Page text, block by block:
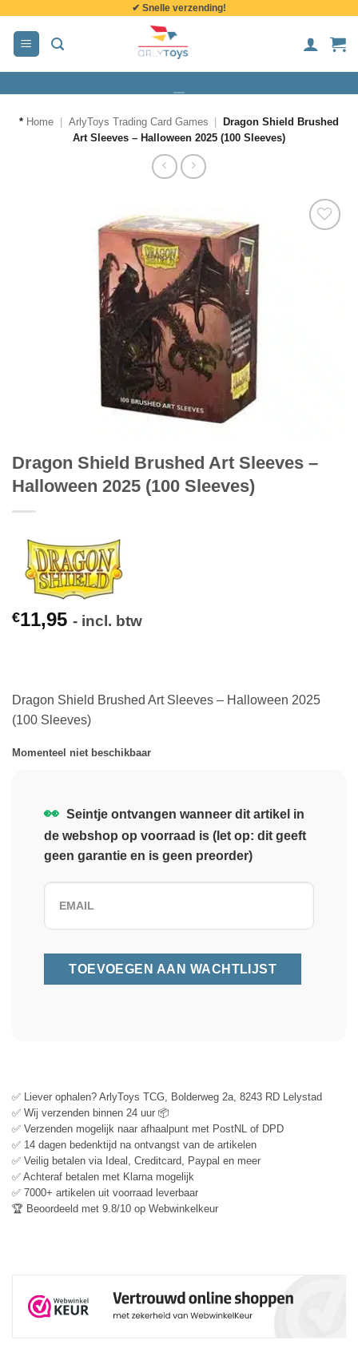
inhoud
✔ Snelle verzending!
* Home ArlyToys Trading Card Games
Dragon Shield Brushed
Art Sleeves – Halloween 2025 (100 Sleeves)
Dragon Shield Brushed Art Sleeves –
Halloween 2025 (100 Sleeves)
€11,95 - incl. btw
Dragon Shield Brushed Art Sleeves – Halloween 2025
(100 Sleeves)
Momenteel niet beschikbaar
👀 Seintje ontvangen wanneer dit artikel in
de webshop op voorraad is (let op: dit geeft
geen garantie en is geen preorder)
✅ Liever ophalen? ArlyToys TCG, Bolderweg 2a, 8243 RD Lelystad
✅ Wij verzenden binnen 24 uur 📦
✅ Verzenden mogelijk naar afhaalpunt met PostNL of DPD
✅ 14 dagen bedenktijd na ontvangst van de artikelen
✅ Veilig betalen via Ideal, Creditcard, Paypal en meer
✅ Achteraf betalen met Klarna mogelijk
✅ 7000+ artikelen uit voorraad leverbaar
🏆 Beoordeeld met 9.8/10 op Webwinkelkeur